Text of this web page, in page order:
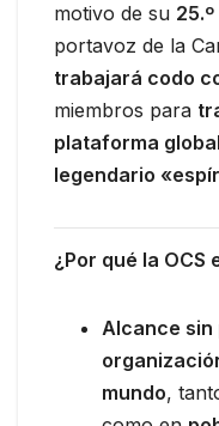
motivo de su
portavoz de la
trabajará codo
miembros para
plataforma
legendario
¿Por qué la OCS
Alcance
mundo,